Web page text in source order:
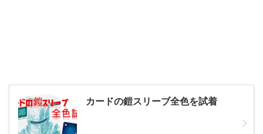
カードの鎧スリーブ全色を試着